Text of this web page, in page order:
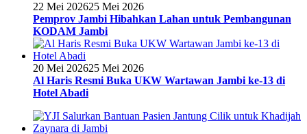
22 Mei 202625 Mei 2026
Pemprov Jambi Hibahkan Lahan untuk Pembangunan
KODAM Jambi
20 Mei 202625 Mei 2026
Al Haris Resmi Buka UKW Wartawan Jambi ke-13 di
Hotel Abadi